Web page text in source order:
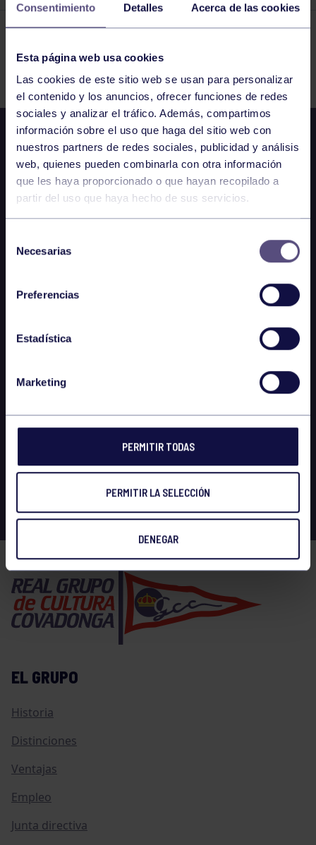
Consentimiento Detalles Acerca de las cookies
Esta página web usa cookies
Las cookies de este sitio web se usan para personalizar
el contenido y los anuncios, ofrecer funciones de redes
sociales y analizar el tráfico. Además, compartimos
información sobre el uso que haga del sitio web con
nuestros partners de redes sociales, publicidad y análisis
web, quienes pueden combinarla con otra información
que les haya proporcionado o que hayan recopilado a
partir del uso que haya hecho de sus servicios.
Necesarias
Preferencias
Estadística
Marketing
PERMITIR TODAS
PERMITIR LA SELECCIÓN
DENEGAR
EL GRUPO
Historia
Distinciones
Ventajas
Empleo
Junta directiva